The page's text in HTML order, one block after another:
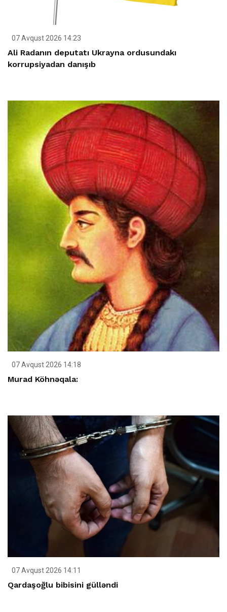
07 Avqust 2026 14:23
Ali Radanın deputatı Ukrayna ordusundakı
korrupsiyadan danışıb
07 Avqust 2026 14:18
Murad Köhnəqala:
07 Avqust 2026 14:11
Qardaşoğlu bibisini gülləndi